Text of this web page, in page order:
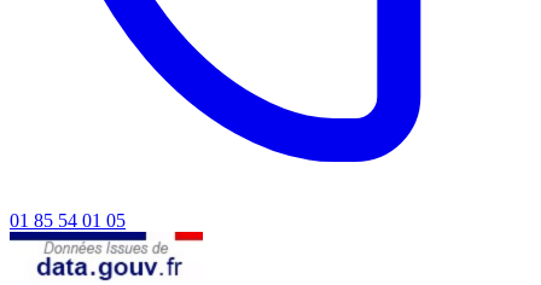
01 85 54 01 05